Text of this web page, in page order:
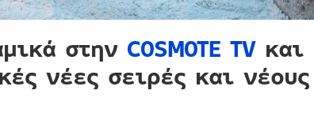
στην COSMOTE TVκαι
νέες σειρές και